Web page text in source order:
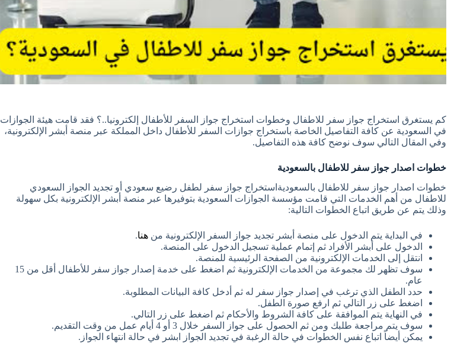
كم يستغرق استخراج جواز سفر للاطفال وخطوات استخراج جواز السفر للأطفال إلكترونيا..؟ فقد قامت هيئة الجوازات
في السعودية عن كافة التفاصيل الخاصة باستخراج جوازات السفر للأطفال داخل المملكة عبر منصة أبشر الإلكترونية،
وفي المقال التالي سوف نوضح كافة هذه التفاصيل.
خطوات اصدار جواز سفر للاطفال بالسعودية
خطوات اصدار جواز سفر للاطفال بالسعوديةاستخراج جواز سفر لطفل رضيع سعودي أو تجديد الجواز السعودي
للاطفال من أهم الخدمات التي قامت مؤسسة الجوازات السعودية بتوفيرها عبر منصة أبشر الإلكترونية بكل سهولة
وذلك يتم عن طريق اتباع الخطوات التالية:
في البداية يتم الدخول على منصة أبشر تجديد جواز السفر الإلكترونية من هنا.
الدخول على أبشر الأفراد ثم إتمام عملية تسجيل الدخول على المنصة.
انتقل إلى الخدمات الإلكترونية من الصفحة الرئيسية للمنصة.
سوف تظهر لك مجموعة من الخدمات الإلكترونية ثم اضغط على خدمة إصدار جواز سفر للأطفال أقل من 15
عام.
حدد الطفل الذي ترغب في إصدار جواز سفر له ثم أدخل كافة البيانات المطلوبة.
اضغط على زر التالي ثم ارفع صورة الطفل.
في النهاية يتم الموافقة على كافة الشروط والأحكام ثم اضغط على زر التالي.
سوف يتم مراجعة طلبك ومن ثم الحصول على جواز السفر خلال 3 أو 4 أيام عمل من وقت التقديم.
يمكن أيضاً اتباع نفس الخطوات في حالة الرغبة في تجديد الجواز ابشر في حالة انتهاء الجواز.